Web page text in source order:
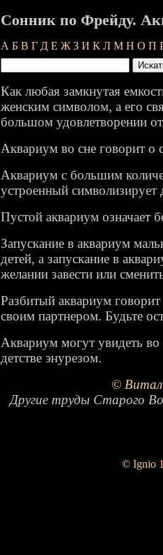
Сонник по Фрейду.
А Б В Г Д Е Ж З И К Л М Н О П
Как любая замкнутая
женским символом, а его
большом удовлетворении
Аквариум во сне говорит о
Аквариум с большим
устроенный
Пустой аквариум означает
Запускание в аквариум
детей, а запускание в
желании завести или
Разбитый аквариум
своим партнером. Будьте
Аквариум могут увидеть
детстве энурезом.
©
Другие труды Старого
© Ignio